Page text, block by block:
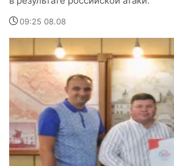
09:25 08.08